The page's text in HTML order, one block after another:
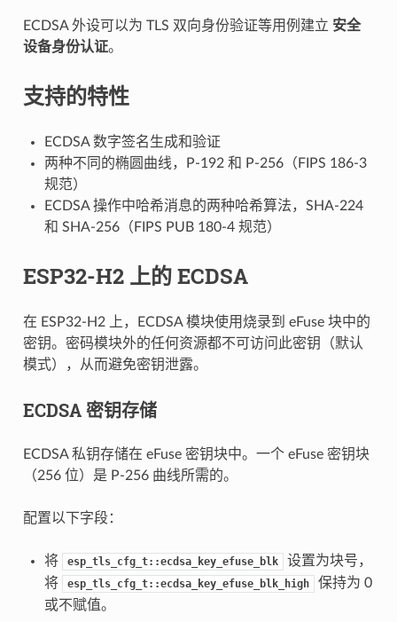
ECDSA 外设可以为 TLS 双向身份验证等用例建立 安全
设备身份认证。
支持的特性
ECDSA 数字签名生成和验证
两种不同的椭圆曲线，P-192 和 P-256（FIPS 186-3
规范）
ECDSA 操作中哈希消息的两种哈希算法，SHA-224
和 SHA-256（FIPS PUB 180-4 规范）
ESP32-H2 上的 ECDSA
在 ESP32-H2 上，ECDSA 模块使用烧录到 eFuse 块中的
密钥。密码模块外的任何资源都不可访问此密钥（默认
模式），从而避免密钥泄露。
ECDSA 密钥存储
ECDSA 私钥存储在 eFuse 密钥块中。一个 eFuse 密钥块
（256 位）是 P-256 曲线所需的。
配置以下字段：
将 esp_tls_cfg_t::ecdsa_key_efuse_blk
设置为块号，
将
esp_tls_cfg_t::ecdsa_key_efuse_blk_high
保持为 0
或不赋值。